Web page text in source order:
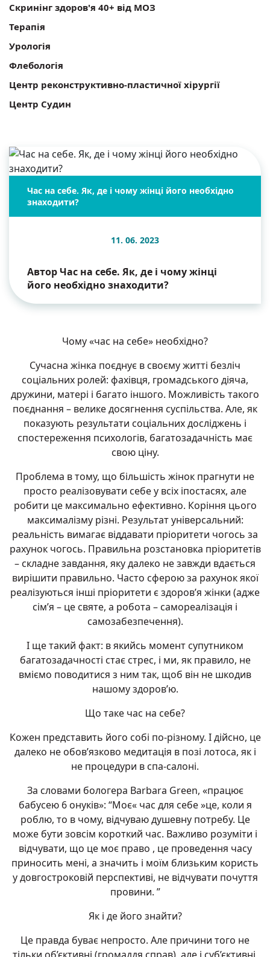
Скринінг здоров'я 40+ від МОЗ
Терапія
Урологія
Флебологія
Центр реконструктивно-пластичної хірургії
Центр Судин
Час на себе. Як, де і чому жінці його необхідно
знаходити?
11. 06. 2023
Автор Час на себе. Як, де і чому жінці
його необхідно знаходити?
Чому «час на себе» необхідно?
Сучасна жінка поєднує в своєму житті безліч
соціальних ролей: фахівця, громадського діяча,
дружини, матері і багато іншого. Можливість такого
поєднання – велике досягнення суспільства. Але, як
показують результати соціальних досліджень і
спостереження психологів, багатозадачність має
свою ціну.
Проблема в тому, що більшість жінок прагнути не
просто реалізовувати себе у всіх іпостасях, але
робити це максимально ефективно. Коріння цього
максималізму різні. Результат універсальний:
реальність вимагає віддавати пріоритети чогось за
рахунок чогось. Правильна розстановка пріоритетів
– складне завдання, яку далеко не завжди вдається
вирішити правильно. Часто сферою за рахунок якої
реалізуються інші пріоритети є здоров’я жінки (адже
сім’я – це святе, а робота – самореалізація і
самозабезпечення).
І ще такий факт: в якийсь момент супутником
багатозадачності стає стрес, і ми, як правило, не
вміємо поводитися з ним так, щоб він не шкодив
нашому здоров’ю.
Що таке час на себе?
Кожен представить його собі по-різному. І дійсно, це
далеко не обов’язково медитація в позі лотоса, як і
не процедури в спа-салоні.
За словами бологера Barbara Green, «працює
бабусею 6 онуків»: “Моє« час для себе »це, коли я
роблю, то в чому, відчуваю душевну потребу. Це
може бути зовсім короткий час. Важливо розуміти і
відчувати, що це моє право , це проведення часу
приносить мені, а значить і моїм близьким користь
у довгостроковій перспективі, не відчувати почуття
провини. ”
Як і де його знайти?
Це правда буває непросто. Але причини того не